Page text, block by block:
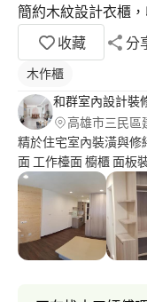
簡約木紋設計衣櫃
收藏
分
木作櫃
和群室內設計裝
高雄市三民區
精於住宅室內裝潢與修
面 工作檯面 櫥櫃 面板
電與油漆等